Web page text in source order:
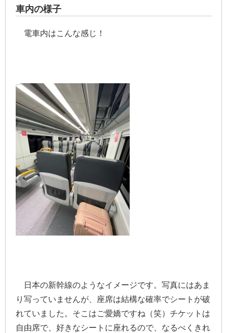
車内の様子
電車内はこんな感じ！
日本の新幹線のようなイメージです。写真にはあま
り写っていませんが、座席は結構な確率でシートが破
れていました。そこはご愛嬌ですね（笑）チケットは
自由席で、好きなシートに座れるので、なるべくきれ